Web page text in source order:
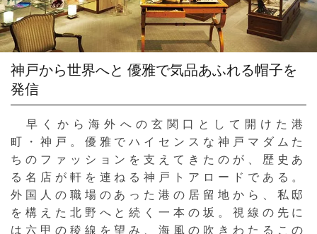
神戸から世界へと 優雅で気品あふれる帽子を
発信
早くから海外への玄関口として開けた港
町・神戸。優雅でハイセンスな神戸マダムた
ちのファッションを支えてきたのが、歴史あ
る名店が軒を連ねる神戸トアロードである。
外国人の職場のあった港の居留地から、私邸
を構えた北野へと続く一本の坂。視線の先に
は六甲の稜線を望み、海風の吹きわたるこの